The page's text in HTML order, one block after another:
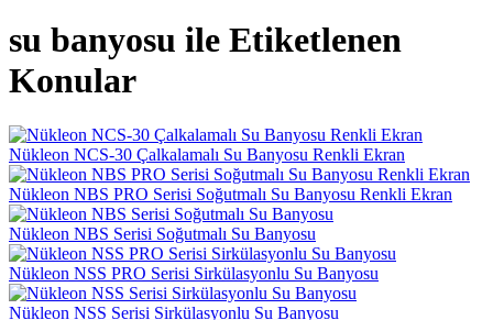
su banyosu ile Etiketlenen
Konular
Nükleon NCS-30 Çalkalamalı Su Banyosu Renkli Ekran
Nükleon NBS PRO Serisi Soğutmalı Su Banyosu Renkli Ekran
Nükleon NBS Serisi Soğutmalı Su Banyosu
Nükleon NSS PRO Serisi Sirkülasyonlu Su Banyosu
Nükleon NSS Serisi Sirkülasyonlu Su Banyosu